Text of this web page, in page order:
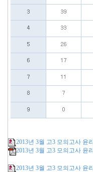
2013년 3월 고3 모의고사 윤
2013년 3월 고3 모의고사 윤
2013년 3월 고3 모의고사 윤